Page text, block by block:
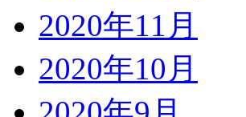
2020年11月
2020年10月